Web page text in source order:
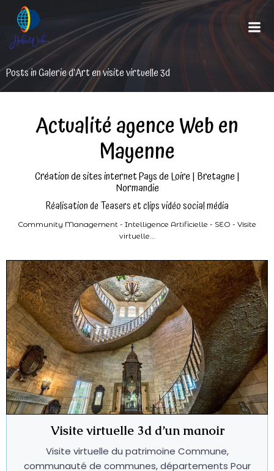
Aller
au
contenu
Posts in Galerie d'Art en visite virtuelle 3d
Actualité agence Web en
Mayenne
Création de sites internet Pays de Loire | Bretagne |
Normandie
Réalisation de Teasers et clips vidéo social média
Community Management - Intelligence Artificielle - SEO - Visite
virtuelle...
Visite virtuelle 3d d’un manoir
Visite virtuelle du patrimoine Commune,
communauté de communes, départements Pour